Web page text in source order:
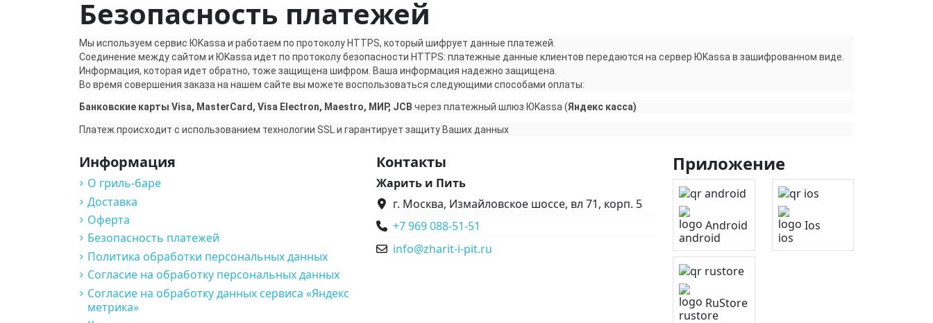
Безопасность платежей
Мы используем сервис ЮKassa и работаем по протоколу HTTPS, который шифрует данные платежей.
Соединение между сайтом и ЮKassa идет по протоколу безопасности HTTPS: платежные данные клиентов передаются на сервер ЮKassa в зашифрованном виде.
Информация, которая идет обратно, тоже защищена шифром. Ваша информация надежно защищена.
Во время совершения заказа на нашем сайте вы можете воспользоваться следующими способами оплаты:
Банковские карты Visa, MasterCard, Visa Electron, Maestro, МИР, JCB через платежный шлюз ЮKassa (Яндекс касса)
Платеж происходит с использованием технологии SSL и гарантирует защиту Ваших данных
Информация
О гриль-баре
Доставка
Оферта
Безопасность платежей
Политика обработки персональных данных
Согласие на обработку персональных данных
Согласие на обработку данных сервиса «Яндекс
метрика»
Контакты
Жарить и Пить
г. Москва, Измайловское шоссе, вл 71, корп. 5
+7 969 088-51-51
info@zharit-i-pit.ru
Приложение
Android Ios
RuStore